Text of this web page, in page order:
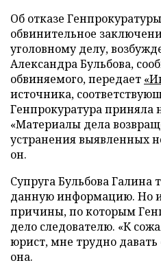
Об отказе
обвинительное
уголовному делу,
Александра Бульбова,
обвиняемого, передает
источника,
Генпрокуратура приняла
«Материалы дела
устранения выявленных
он.
Супруга Бульбова Галина
данную информацию. Но и
причины, по которым
дело следователю. «К
юрист, мне трудно давать
она.